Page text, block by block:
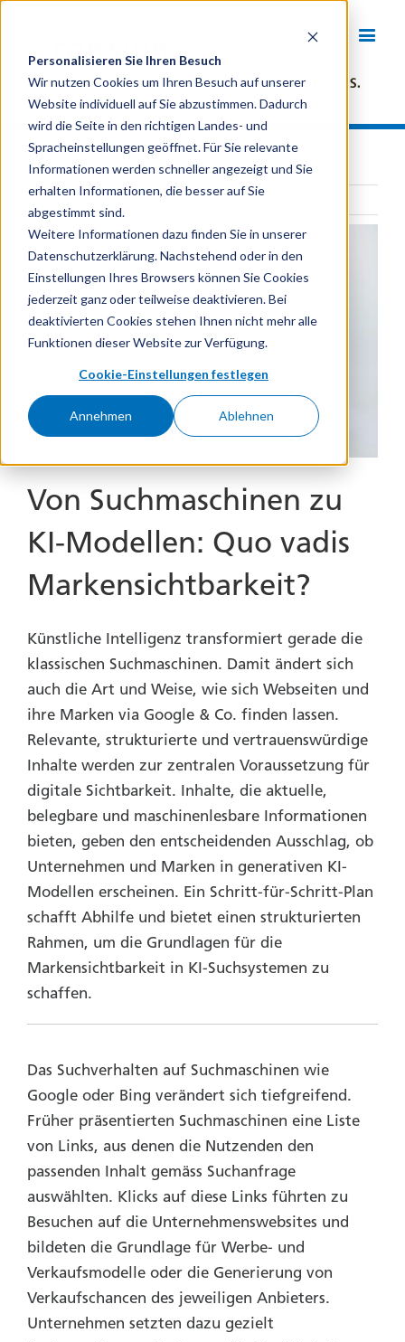
Personalisieren Sie Ihren Besuch
Wir nutzen Cookies um Ihren Besuch auf unserer
Website individuell auf Sie abzustimmen. Dadurch
wird die Seite in den richtigen Landes- und
Spracheinstellungen geöffnet. Für Sie relevante
Informationen werden schneller angezeigt und Sie
erhalten Informationen, die besser auf Sie
abgestimmt sind.
Weitere Informationen dazu finden Sie in unserer
Datenschutzerklärung. Nachstehend oder in den
Einstellungen Ihres Browsers können Sie Cookies
jederzeit ganz oder teilweise deaktivieren. Bei
deaktivierten Cookies stehen Ihnen nicht mehr alle
Funktionen dieser Website zur Verfügung.
Cookie-Einstellungen festlegen
Annehmen Ablehnen
Zur Blog-Übersicht
Von Suchmaschinen zu
KI-Modellen: Quo vadis
Markensichtbarkeit?
Künstliche Intelligenz transformiert gerade die
klassischen Suchmaschinen. Damit ändert sich
auch die Art und Weise, wie sich Webseiten und
ihre Marken via Google & Co. finden lassen.
Relevante, strukturierte und vertrauenswürdige
Inhalte werden zur zentralen Voraussetzung für
digitale Sichtbarkeit. Inhalte, die aktuelle,
belegbare und maschinenlesbare Informationen
bieten, geben den entscheidenden Ausschlag, ob
Unternehmen und Marken in generativen KI-
Modellen erscheinen. Ein Schritt-für-Schritt-Plan
schafft Abhilfe und bietet einen strukturierten
Rahmen, um die Grundlagen für die
Markensichtbarkeit in KI-Suchsystemen zu
schaffen.
Das Suchverhalten auf Suchmaschinen wie
Google oder Bing verändert sich tiefgreifend.
Früher präsentierten Suchmaschinen eine Liste
von Links, aus denen die Nutzenden den
passenden Inhalt gemäss Suchanfrage
auswählten. Klicks auf diese Links führten zu
Besuchen auf die Unternehmenswebsites und
bildeten die Grundlage für Werbe- und
Verkaufsmodelle oder die Generierung von
Verkaufschancen des jeweiligen Anbieters.
Unternehmen setzten dazu gezielt